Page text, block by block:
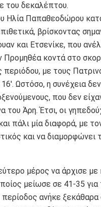
του δεκαλέπτου.
Ηλία Παπαθεοδώρου
βρίσκοντας
και Ετσενίκε, που
Προμηθέα κοντά στο
περιόδου, με τους
Ωστόσο, η συνέχεια
που δεν
του Άρη. Έτσι, οι
πάλι μία διαφορά, με
και να διαμορφώνει
μέρος να άρχισε με
μείωσε σε 41-35
ανήκε ξεκάθαρα